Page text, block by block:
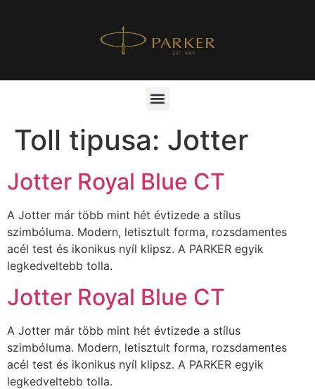
Toll tipusa: Jotter
Jotter Royal Blue CT
A Jotter már több mint hét évtizede a stílus
szimbóluma. Modern, letisztult forma, rozsdamentes
acél test és ikonikus nyíl klipsz. A PARKER egyik
legkedveltebb tolla.
Jotter Royal Blue CT
A Jotter már több mint hét évtizede a stílus
szimbóluma. Modern, letisztult forma, rozsdamentes
acél test és ikonikus nyíl klipsz. A PARKER egyik
legkedveltebb tolla.